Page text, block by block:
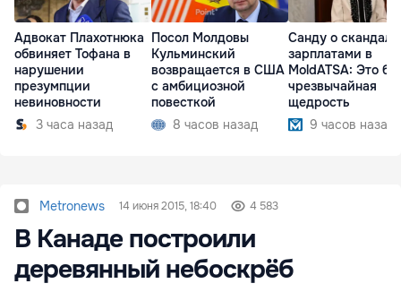
Адвокат Плахотнюка
обвиняет Тофана в
нарушении
презумпции
невиновности
3 часа назад
Посол Молдовы
Кульминский
возвращается в США
с амбициозной
повесткой
8 часов назад
Санду о
зарплатами в
MoldATSA: Это
чрезвычайная
щедрость
9 часов назад
Metronews 14 июня 2015, 18:40 4 583
В Канаде построили
деревянный небоскрёб